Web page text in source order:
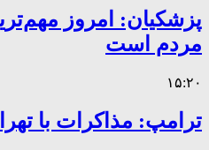
پزشکیان: امروز
مردم است
۱۵:۲۰
ترامپ: مذاکرات با